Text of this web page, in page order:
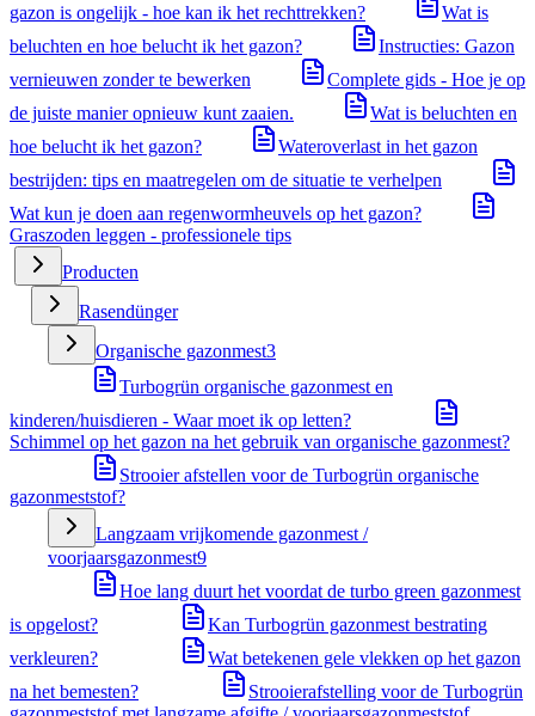
gazon is ongelijk - hoe kan ik het rechttrekken?
Wat is
beluchten en hoe belucht ik het gazon?
Instructies: Gazon
vernieuwen zonder te bewerken
Complete gids - Hoe je op
de juiste manier opnieuw kunt zaaien.
Wat is beluchten en
hoe belucht ik het gazon?
Wateroverlast in het gazon
bestrijden: tips en maatregelen om de situatie te verhelpen
Wat kun je doen aan regenwormheuvels op het gazon?
Graszoden leggen - professionele tips
Producten
Rasendünger
Organische gazonmest3
Turbogrün organische gazonmest en
kinderen/huisdieren - Waar moet ik op letten?
Schimmel op het gazon na het gebruik van organische gazonmest?
Strooier afstellen voor de Turbogrün organische
gazonmeststof?
Langzaam vrijkomende gazonmest /
voorjaarsgazonmest9
Hoe lang duurt het voordat de turbo green gazonmest
is opgelost?
Kan Turbogrün gazonmest bestrating
verkleuren?
Wat betekenen gele vlekken op het gazon
na het bemesten?
Strooierafstelling voor de Turbogrün